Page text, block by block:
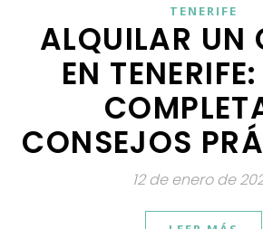
TENERIFE
ALQUILAR UN
EN
CONSEJOS
12 de enero de